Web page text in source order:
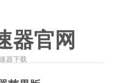
器官网
器下载